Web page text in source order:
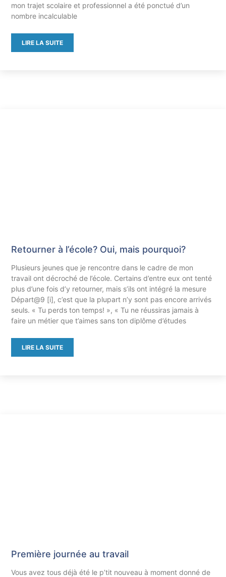
mon trajet scolaire et professionnel a été ponctué d’un
nombre incalculable
LIRE LA SUITE
Retourner à l’école? Oui, mais pourquoi?
Plusieurs jeunes que je rencontre dans le cadre de mon
travail ont décroché de l’école. Certains d’entre eux ont tenté
plus d’une fois d’y retourner, mais s’ils ont intégré la mesure
Départ@9 [i], c’est que la plupart n’y sont pas encore arrivés
seuls. « Tu perds ton temps! », « Tu ne réussiras jamais à
faire un métier que t’aimes sans ton diplôme d’études
LIRE LA SUITE
Première journée au travail
Vous avez tous déjà été le p’tit nouveau à moment donné de